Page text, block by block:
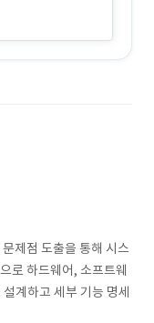
제점 도출을 통해 시스
로 하드웨어, 소프트웨
계하고 세부 기능 명세